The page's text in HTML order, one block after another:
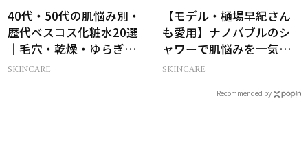
40代・50代の肌悩み別・
歴代ベスコス化粧水20選
｜毛穴・乾燥・ゆらぎな
ど
SKINCARE
【モデル・樋場早紀さん
も愛用】ナノバブルのシ
ャワーで肌悩みを一気に
解決
SKINCARE
Recommended by